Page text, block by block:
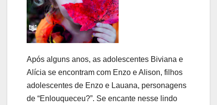
Após alguns anos, as adolescentes Biviana e
Alícia se encontram com Enzo e Alison, filhos
adolescentes de Enzo e Lauana, personagens
de “Enlouqueceu?”. Se encante nesse lindo